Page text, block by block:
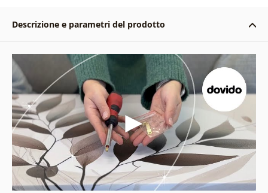
Descrizione e parametri del prodotto